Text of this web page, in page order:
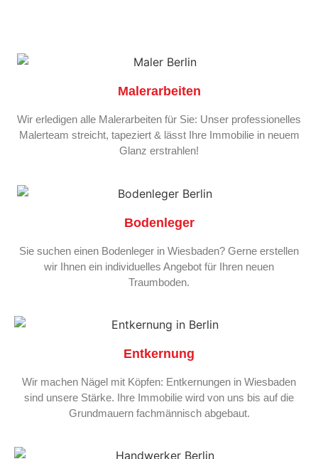
Malerarbeiten
Wir erledigen alle Malerarbeiten für Sie: Unser professionelles
Malerteam streicht, tapeziert & lässt Ihre Immobilie in neuem
Glanz erstrahlen!
Bodenleger
Sie suchen einen Bodenleger in Wiesbaden? Gerne erstellen
wir Ihnen ein individuelles Angebot für Ihren neuen
Traumboden.
Entkernung
Wir machen Nägel mit Köpfen: Entkernungen in Wiesbaden
sind unsere Stärke. Ihre Immobilie wird von uns bis auf die
Grundmauern fachmännisch abgebaut.